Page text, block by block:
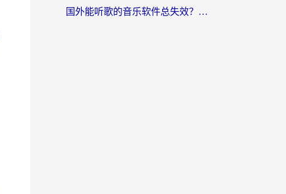
国外能听歌的音乐软件总失效？这篇教你怎么在海外流畅听网易云